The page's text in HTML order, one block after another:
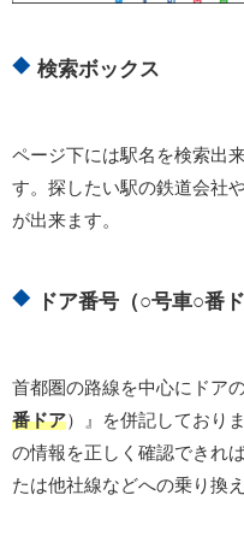
検索ボックス
ページ下には駅名を検索出
す。探したい駅の鉄道会社
が出来ます。
ドア番号（○号車○番
首都圏の路線を中心にドア
番ドア）』を併記しており
の情報を正しく確認できれ
たは他社線などへの乗り換